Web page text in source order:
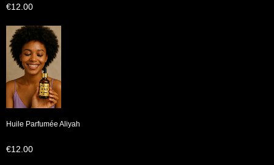
€12.00
Huile Parfumée Aliyah
€12.00